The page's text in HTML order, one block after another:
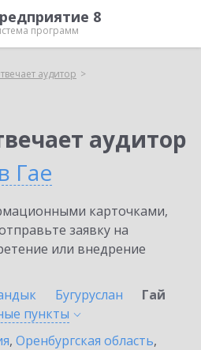
8
программ
аудитор
аудитор
в Гае
карточками,
заявку на
или внедрение
Бугуруслан
Гай
пункты
, Оренбургская область,